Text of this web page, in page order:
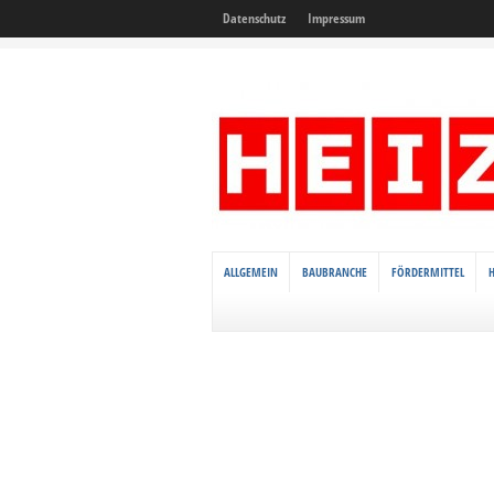
Datenschutz Impressum
ALLGEMEIN BAUBRANCHE FÖRDERMITTEL